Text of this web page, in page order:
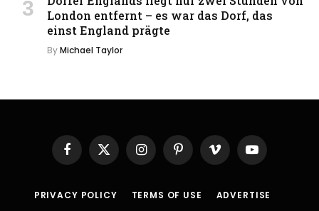
London entfernt – es war das Dorf, das
einst England prägte
ByMichael Taylor
Facebook
X
(Twitter)
InstagramPinterestVimeo YouTube
PRIVACY POLICY TERMS OF USE
ADVERTISE